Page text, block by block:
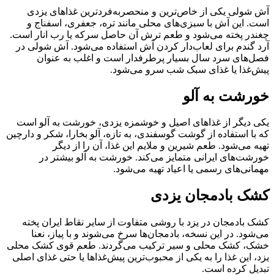
آش شولی یکی از خاص‌ترین و منحصربه‌فردترین غذاهای یزدی
است. این آش با سبزی‌های محلی مانند تره، جعفری، اسفناج و
چغندر پخته می‌شود و طعم ترش آن حاصل سرکه یا رب انار است.
آرد گندم برای لعاب‌دار کردن آش استفاده می‌شود. آش شولی در
فصل‌های سرد سال بسیار پرطرفدار است و اغلب به عنوان
پیش‌غذا یا غذای سبک شب سرو می‌شود.
خورشت به آلو
یکی دیگر از غذاهای اصیل و خوشمزه یزدی، خورشت به آلو است
که با استفاده از گوشت گوسفندی، به تازه، آلو بخارا، شکر و دارچین
تهیه می‌شود. طعم شیرین و ملایم این غذا، آن را از دیگر
خورشت‌های ایرانی متمایز می‌کند. خورشت به آلو بیشتر در
مهمانی‌های رسمی یا اعیاد تهیه می‌شود.
کشک بادمجان یزدی
کشک بادمجان در یزد با روشی متفاوت از سایر نقاط ایران پخته
می‌شود. در این نسخه، بادمجان‌ها سرخ می‌شوند و با پیاز، نعنا
خشک، کشک محلی و سیر ترکیب می‌گردند. طعم قوی کشک محلی
یزد، این غذا را به یکی از محبوب‌ترین پیش‌غذاها یا حتی غذای اصلی
تبدیل کرده است.